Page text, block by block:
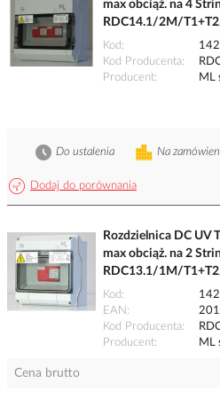
max obciąż. na 4
RDC14.1/2M/
Kod
Kod Producenta
Producent
ML
Dodaj do porównania
Na
Do ustalenia
Rozdzielnica DC UV
max obciąż. na 2
RDC13.1/1M/
Kod
EAN
Kod Producenta
Producent
ML
Cena brutto